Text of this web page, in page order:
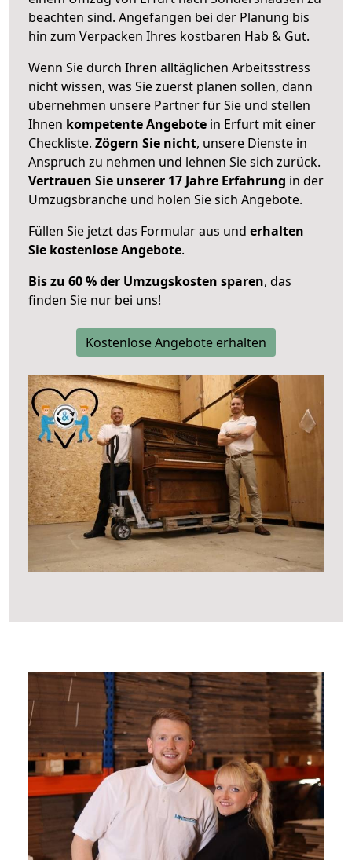
beachten sind. Angefangen bei der Planung bis
hin zum Verpacken Ihres kostbaren Hab & Gut.
Wenn Sie durch Ihren alltäglichen Arbeitsstress
nicht wissen, was Sie zuerst planen sollen, dann
übernehmen unsere Partner für Sie und stellen
Ihnen kompetente Angebote in Erfurt mit einer
Checkliste. Zögern Sie nicht, unsere Dienste in
Anspruch zu nehmen und lehnen Sie sich zurück.
Vertrauen Sie unserer 17 Jahre Erfahrung in der
Umzugsbranche und holen Sie sich Angebote.
Füllen Sie jetzt das Formular aus und erhalten
Sie kostenlose Angebote.
Bis zu 60 % der Umzugskosten sparen, das
finden Sie nur bei uns!
Kostenlose Angebote erhalten